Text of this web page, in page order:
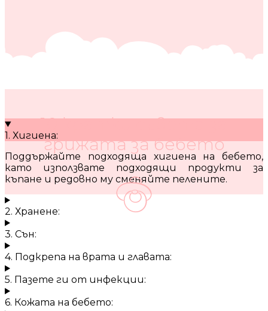
10 кратки съвета за
грижата за бебето
1. Хигиена:
Поддържайте подходяща хигиена на бебето,
като използвате подходящи продукти за
къпане и редовно му сменяйте пелените.
2. Хранене:
3. Сън:
4. Подкрепа на врата и главата:
5. Пазете ги от инфекции:
6. Кожата на бебето: